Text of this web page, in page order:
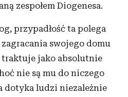
zespołem Diogenesa.
przypadłość ta polega
zagracania swojego domu
jako absolutnie
nie są mu do niczego
dotyka ludzi niezależnie